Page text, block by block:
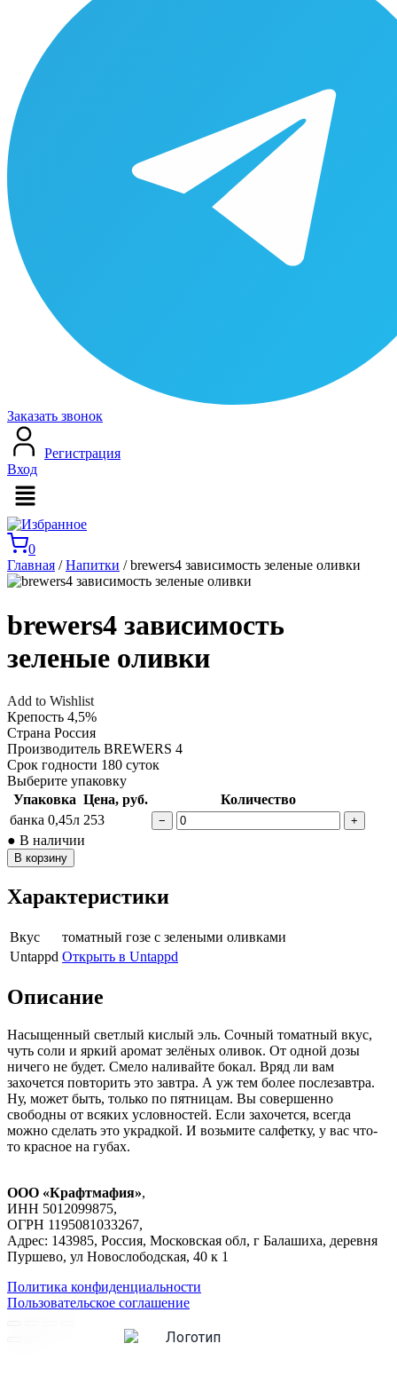
Заказать звонок
Вход
Регистрация
Меню
0
Главная /Напитки / brewers4 зависимость зеленые оливки
brewers4 зависимость
зеленые оливки
Add to Wishlist
Крепость 4,5%
Страна Россия
Производитель BREWERS 4
Срок годности 180 суток
Выберите упаковку
Упаковка Цена, руб.
Количество
банка 0,45л 253 − +
● В наличии
В корзину
Характеристики
Вкус
томатный гозе с зелеными оливками
Untappd Открыть в Untappd
Описание
Насыщенный светлый кислый эль. Сочный томатный вкус,
чуть соли и яркий аромат зелёных оливок. От одной дозы
ничего не будет. Смело наливайте бокал. Вряд ли вам
захочется повторить это завтра. А уж тем более послезавтра.
Ну, может быть, только по пятницам. Вы совершенно
свободны от всяких условностей. Если захочется, всегда
можно сделать это украдкой. И возьмите салфетку, у вас что-
то красное на губах.
ООО «Крафтмафия»,
ИНН 5012099875,
ОГРН 1195081033267,
Адрес: 143985, Россия, Московская обл, г Балашиха, деревня
Пуршево, ул Новослободская, 40 к 1
Политика конфиденциальности
Пользовательское соглашение